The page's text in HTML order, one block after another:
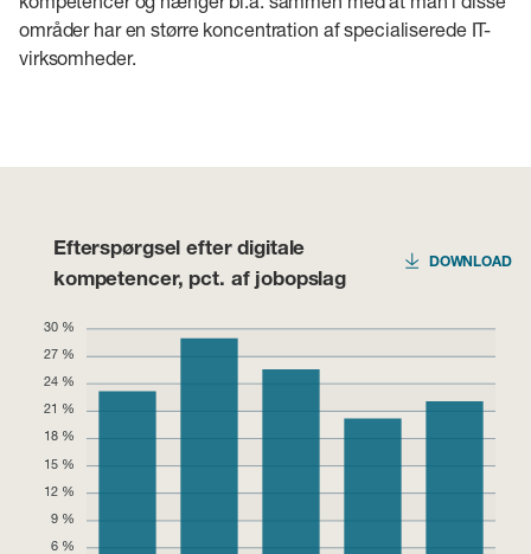
områder har en større koncentration af specialiserede IT-
virksomheder.
Efterspørgsel efter digitale
kompetencer, pct. af jobopslag
30 %
27 %
24 %
21 %
18 %
15 %
12 %
9 %
6 %
DOWNLOAD